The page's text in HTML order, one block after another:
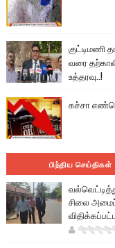
குட்டிமணி
வரை
உத்தரவு..!
கச்சா
பிந்திய செய்திகள்
சிலை